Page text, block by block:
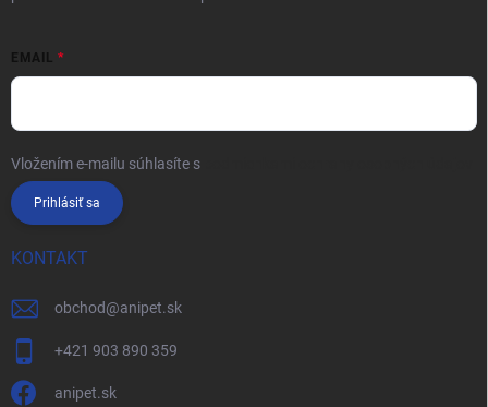
EMAIL
Vložením e-mailu súhlasíte s
Prihlásiť sa
KONTAKT
obchod@anipet.sk
+421 903 890 359
anipet.sk